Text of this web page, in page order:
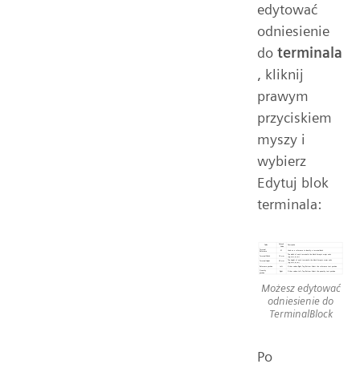
edytować
odniesienie
do terminala
, kliknij
prawym
przyciskiem
myszy i
wybierz
Edytuj blok
terminala:
Możesz edytować
odniesienie do
TerminalBlock
Po